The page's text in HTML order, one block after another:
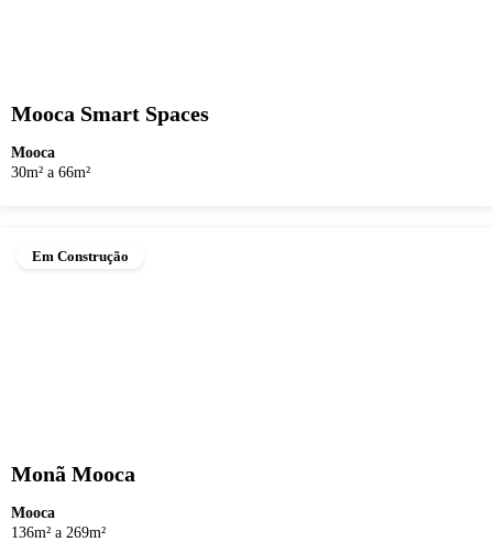
Mooca Smart Spaces
Mooca
30m² a 66m²
Em Construção
Monã Mooca
Mooca
136m² a 269m²